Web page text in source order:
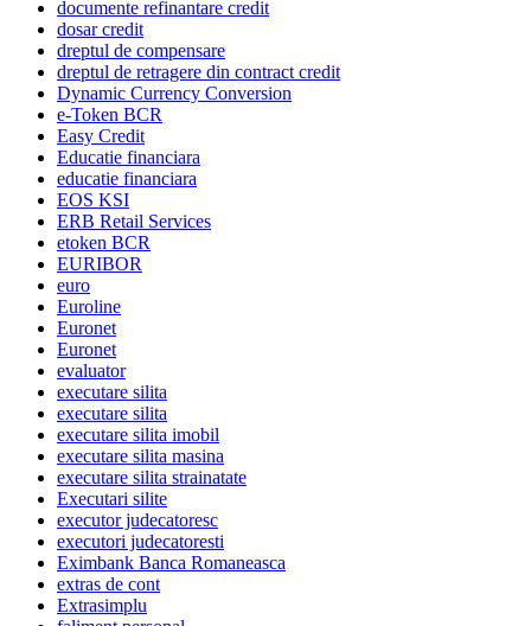
documente refinantare credit
dosar credit
dreptul de compensare
dreptul de retragere din contract credit
Dynamic Currency Conversion
e-Token BCR
Easy Credit
Educatie financiara
educatie financiara
EOS KSI
ERB Retail Services
etoken BCR
EURIBOR
euro
Euroline
Euronet
Euronet
evaluator
executare silita
executare silita
executare silita imobil
executare silita masina
executare silita strainatate
Executari silite
executor judecatoresc
executori judecatoresti
Eximbank Banca Romaneasca
extras de cont
Extrasimplu